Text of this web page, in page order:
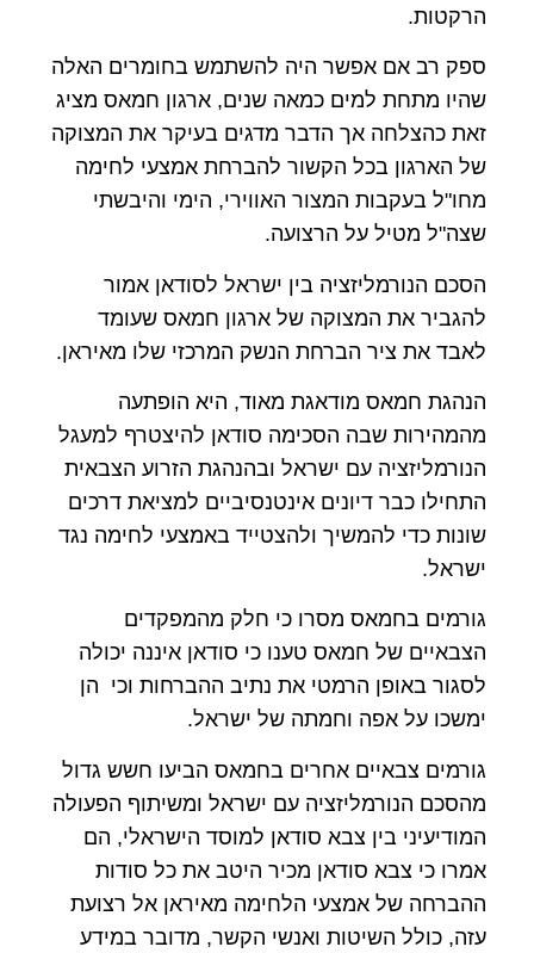
הרקטות.
ספק רב אם אפשר היה להשתמש בחומרים האלה
שהיו מתחת למים כמאה שנים, ארגון חמאס מציג
זאת כהצלחה אך הדבר מדגים בעיקר את המצוקה
של הארגון בכל הקשור להברחת אמצעי לחימה
מחו"ל בעקבות המצור האווירי, הימי והיבשתי
שצה"ל מטיל על הרצועה.
הסכם הנורמליזציה בין ישראל לסודאן אמור
להגביר את המצוקה של ארגון חמאס שעומד
לאבד את ציר הברחת הנשק המרכזי שלו מאיראן.
הנהגת חמאס מודאגת מאוד, היא הופתעה
מהמהירות שבה הסכימה סודאן להיצטרף למעגל
הנורמליזציה עם ישראל ובהנהגת הזרוע הצבאית
התחילו כבר דיונים אינטנסיביים למציאת דרכים
שונות כדי להמשיך ולהצטייד באמצעי לחימה נגד
ישראל.
גורמים בחמאס מסרו כי חלק מהמפקדים
הצבאיים של חמאס טענו כי סודאן איננה יכולה
לסגור באופן הרמטי את נתיב ההברחות וכי הן
ימשכו על אפה וחמתה של ישראל.
גורמים צבאיים אחרים בחמאס הביעו חשש גדול
מהסכם הנורמליזציה עם ישראל ומשיתוף הפעולה
המודיעיני בין צבא סודאן למוסד הישראלי, הם
אמרו כי צבא סודאן מכיר היטב את כל סודות
ההברחה של אמצעי הלחימה מאיראן אל רצועת
עזה, כולל השיטות ואנשי הקשר, מדובר במידע